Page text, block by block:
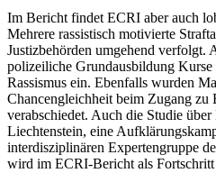
Im Bericht findet ECRI aber auch
Mehrere rassistisch motivierte
Justizbehörden umgehend verfolgt.
polizeiliche Grundausbildung Kurse
Rassismus ein. Ebenfalls wurden
Chancengleichheit beim Zugang zu
verabschiedet. Auch die Studie
Liechtenstein, eine
interdisziplinären Expertengruppe
wird im ECRI-Bericht als Fortschritt